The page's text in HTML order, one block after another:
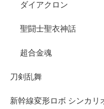
ダイアクロン
聖闘士聖衣神話
超合金魂
刀剣乱舞
新幹線変形ロボ シンカリ